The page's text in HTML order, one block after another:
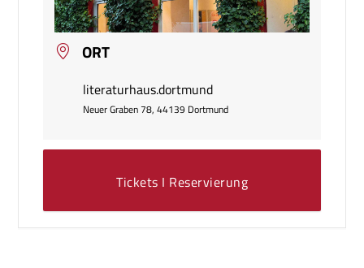
ORT
literaturhaus.dortmund
Neuer Graben 78, 44139 Dortmund
Tickets I Reservierung